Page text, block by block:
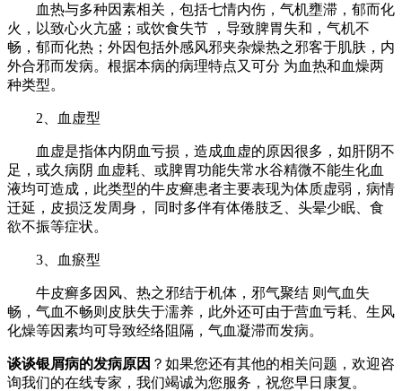
血热与多种因素相关，包括七情内伤，气机壅滞，郁而化
火，以致心火亢盛；或饮食失节 ，导致脾胃失和，气机不
畅，郁而化热；外因包括外感风邪夹杂燥热之邪客于肌肤，内
外合邪而发病。根据本病的病理特点又可分 为血热和血燥两
种类型。
2、血虚型
血虚是指体内阴血亏损，造成血虚的原因很多，如肝阴不
足，或久病阴 血虚耗、或脾胃功能失常水谷精微不能生化血
液均可造成，此类型的牛皮癣患者主要表现为体质虚弱，病情
迁延，皮损泛发周身， 同时多伴有体倦肢乏、头晕少眠、食
欲不振等症状。
3、血瘀型
牛皮癣多因风、热之邪结于机体，邪气聚结 则气血失
畅，气血不畅则皮肤失于濡养，此外还可由于营血亏耗、生风
化燥等因素均可导致经络阻隔，气血凝滞而发病。
谈谈银屑病的发病原因 ？如果您还有其他的相关问题，欢迎咨
询我们的在线专家，我们竭诚为您服务，祝您早日康复。